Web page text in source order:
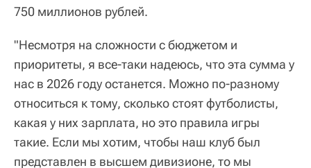
750 миллионов рублей.
"Несмотря на сложности с бюджетом и
приоритеты, я все-таки надеюсь, что эта сумма у
нас в 2026 году останется. Можно по-разному
относиться к тому, сколько стоят футболисты,
какая у них зарплата, но это правила игры
такие. Если мы хотим, чтобы наш клуб был
представлен в высшем дивизионе, то мы